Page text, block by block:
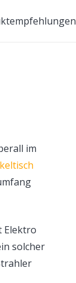
im
Elektro
solcher